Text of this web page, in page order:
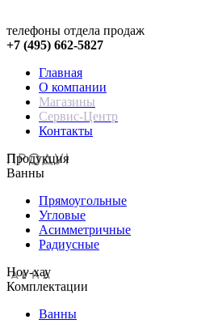
телефоны отдела продаж
+7 (495) 662-5827
Главная
О компании
Магазины
Сервис-Центр
Контакты
Продукция
Ванны
Прямоугольные
Угловые
Асимметричные
Радиусные
Hoy-хау
Комплектации
Ванны